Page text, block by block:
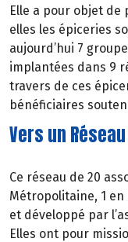
Elle a pour objet
elles les épiceries
aujourd’hui 7
implantées dans 9
travers de ces
bénéficiaires
Vers un Réseau
Ce réseau de 20
Métropolitaine, 1
et développé par
Elles ont pour